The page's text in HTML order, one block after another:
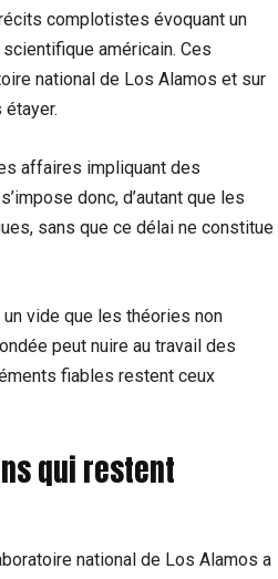
complotistes évoquant un
américain. Ces
national de Los Alamos et sur
affaires impliquant des
donc, d’autant que les
sans que ce délai ne constitue
vide que les théories non
peut nuire au travail des
fiables restent ceux
qui restent
national de Los Alamos a